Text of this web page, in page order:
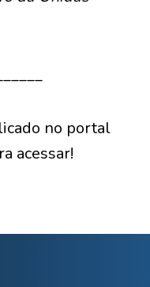
no portal
acessar!